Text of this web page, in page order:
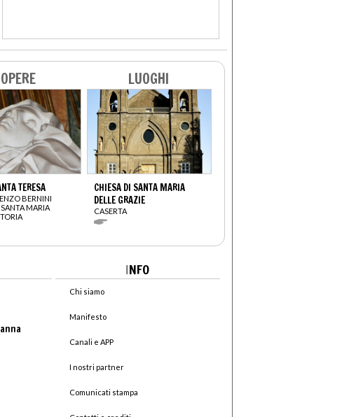
OPERE
TERESA
BERNINI
MARIA
LUOGHI
CHIESA DI SANTA MARIA
DELLE GRAZIE
CASERTA
INFO
Chi siamo
Manifesto
Canali e APP
I nostri partner
Comunicati stampa